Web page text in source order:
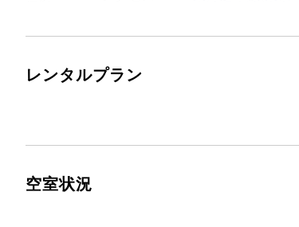
レンタルプラン
空室状況